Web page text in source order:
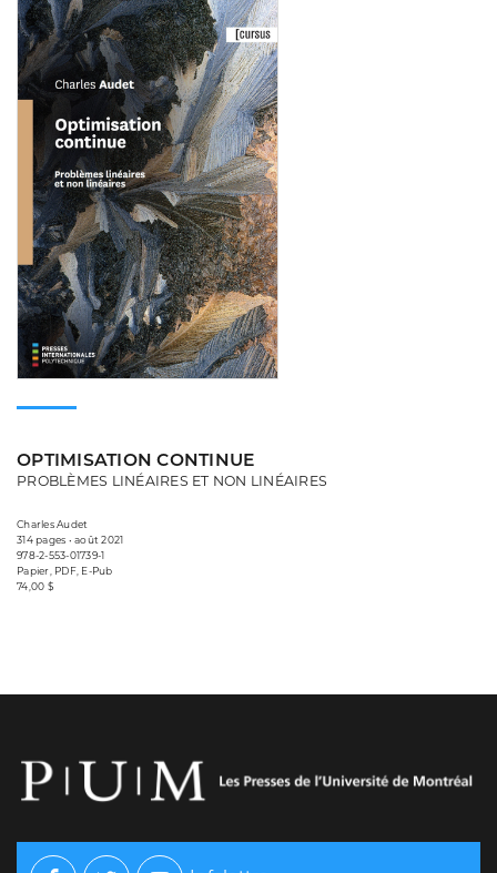
OPTIMISATION CONTINUE
PROBLÈMES LINÉAIRES ET NON LINÉAIRES
Charles Audet
314 pages • août 2021
978-2-553-01739-1
Papier, PDF, E-Pub
74,00 $